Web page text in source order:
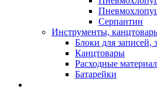
Серпантин
Инструменты,
Блоки для записей,
Канцтовары
Расходные
Батарейки